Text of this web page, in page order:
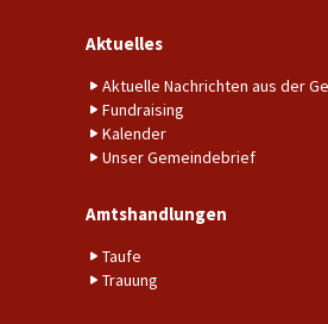
Aktuelles
Aktuelle Nachrichten aus der
Fundraising
Kalender
Unser Gemeindebrief
Amtshandlungen
Taufe
Trauung